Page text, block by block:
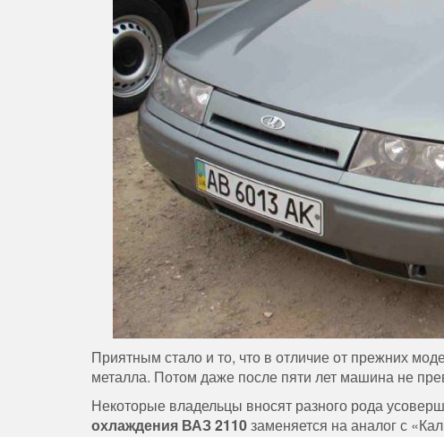
Приятным стало и то, что в отличие от прежних
металла. Потом даже после пяти лет машина не
Некоторые владельцы вносят разного рода
охлаждения ВАЗ 2110заменяется на аналог с